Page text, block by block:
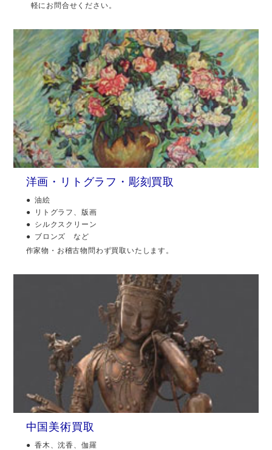
軽にお問合せください。
洋画・リトグラフ・彫刻買取
油絵
リトグラフ、版画
シルクスクリーン
ブロンズ など
作家物・お稽古物問わず買取いたします。
中国美術買取
香木、沈香、伽羅